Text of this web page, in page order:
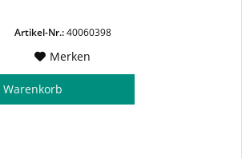
Artikel-Nr.:40060398
Merken
Warenkorb